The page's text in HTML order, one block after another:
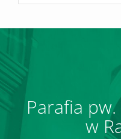
Parafia
w